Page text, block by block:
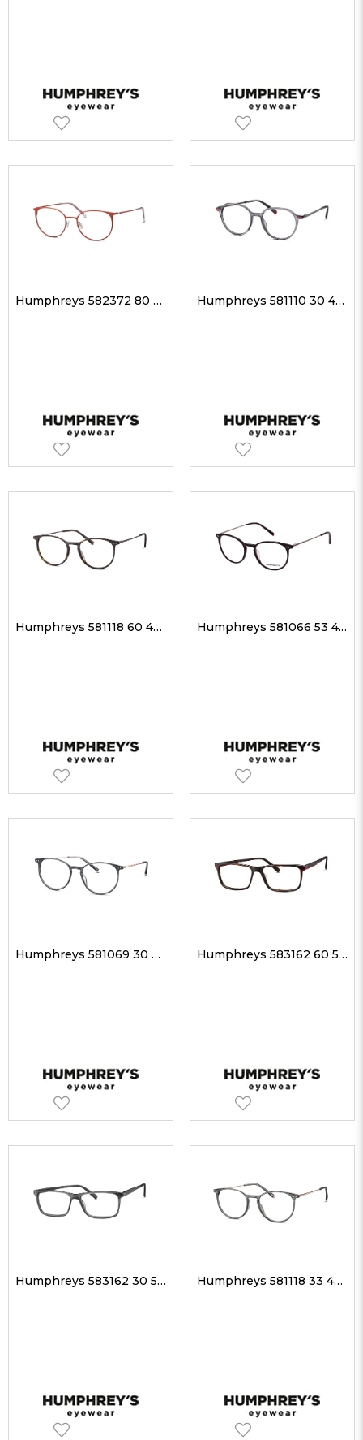
Humphreys 582372 80 51-18 Unisex Optik Gözlükler Humphreys 581110 30 48-16 Unisex Optik Gözlükler
Humphreys 581118 60 49-17 Unisex Optik Gözlükler Humphreys 581066 53 47-17 Unisex Optik Gözlükler
Humphreys 581069 30 51-17 Unisex Optik Gözlükler Humphreys 583162 60 55-15 Unisex Optik Gözlükler
Humphreys 583162 30 55-15 Unisex Optik Gözlükler Humphreys 581118 33 49-17 Unisex Optik Gözlükler